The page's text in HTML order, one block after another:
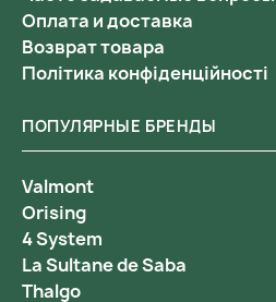
Оплата и доставка
Возврат товара
Політика конфіденційності
ПОПУЛЯРНЫЕ БРЕНДЫ
Valmont
Orising
4 System
La Sultane de Saba
Thalgo